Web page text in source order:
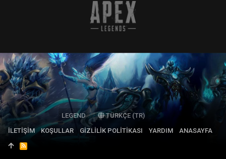
LEGEND
TÜRKÇE (TR)
İLETIŞIM
KOŞULLAR GIZLILIK POLITIKASI YARDIM ANASAYFA
R
S